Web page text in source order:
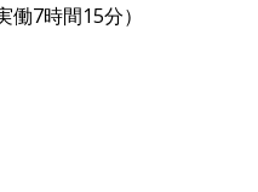
7時間15分）